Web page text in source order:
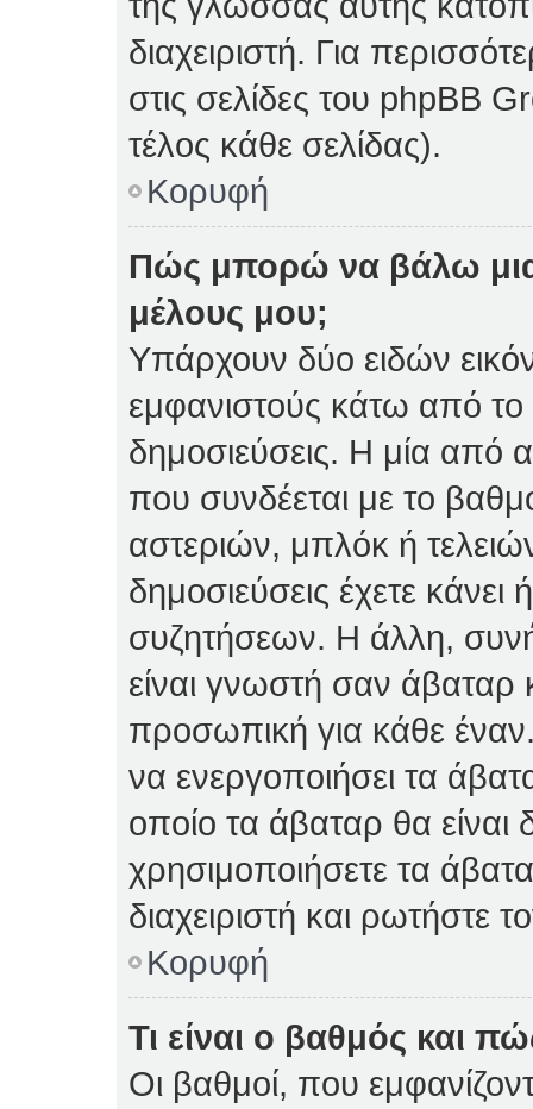
διαχειριστή. Για
στις σελίδες του phpBB
τέλος κάθε σελίδας).
Κορυφή
Πώς μπορώ να βάλω
μέλους μου;
Υπάρχουν δύο ειδών
εμφανιστούς κάτω από
δημοσιεύσεις. Η μία από
που συνδέεται με το
αστεριών, μπλόκ ή
δημοσιεύσεις έχετε
συζητήσεων. Η άλλη,
είναι γνωστή σαν άβαταρ
προσωπική για κάθε έναν.
να ενεργοποιήσει τα
οποίο τα άβαταρ θα είναι
χρησιμοποιήσετε τα
διαχειριστή και ρωτήστε
Κορυφή
Τι είναι ο βαθμός και
Οι βαθμοί, που